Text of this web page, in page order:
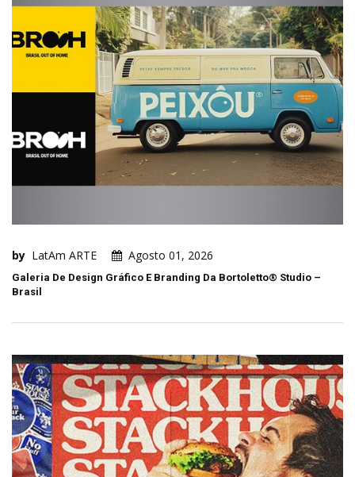
by LatAm ARTE Agosto 01, 2026
Galeria De Design Gráfico E Branding Da Bortoletto® Studio –
Brasil